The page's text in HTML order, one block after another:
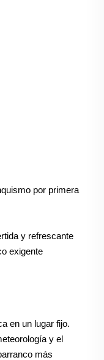
por primera
y refrescante
exigente
en un lugar fijo.
y el
más